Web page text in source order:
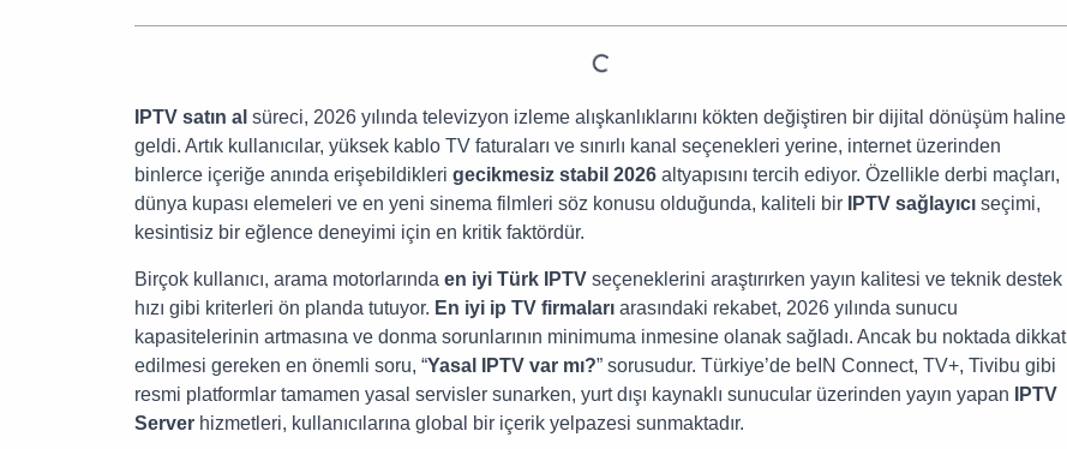
IPTV satın al süreci, 2026 yılında televizyon izleme alışkanlıklarını kökten değiştiren bir dijital dönüşüm haline
geldi. Artık kullanıcılar, yüksek kablo TV faturaları ve sınırlı kanal seçenekleri yerine, internet üzerinden
binlerce içeriğe anında erişebildikleri gecikmesiz stabil 2026 altyapısını tercih ediyor. Özellikle derbi maçları,
dünya kupası elemeleri ve en yeni sinema filmleri söz konusu olduğunda, kaliteli bir
IPTV sağlayıcı seçimi,
kesintisiz bir eğlence deneyimi için en kritik faktördür.
Birçok kullanıcı, arama motorlarında en iyi Türk IPTV seçeneklerini araştırırken yayın kalitesi ve teknik destek
hızı gibi kriterleri ön planda tutuyor. En iyi ip TV firmaları arasındaki rekabet, 2026 yılında sunucu
kapasitelerinin artmasına ve donma sorunlarının minimuma inmesine olanak sağladı. Ancak bu noktada dikkat
edilmesi gereken en önemli soru, “Yasal IPTV var mı?” sorusudur. Türkiye’de beIN Connect, TV+, Tivibu gibi
resmi platformlar tamamen yasal servisler sunarken, yurt dışı kaynaklı sunucular üzerinden yayın yapan
IPTV
Server hizmetleri, kullanıcılarına global bir içerik yelpazesi sunmaktadır.